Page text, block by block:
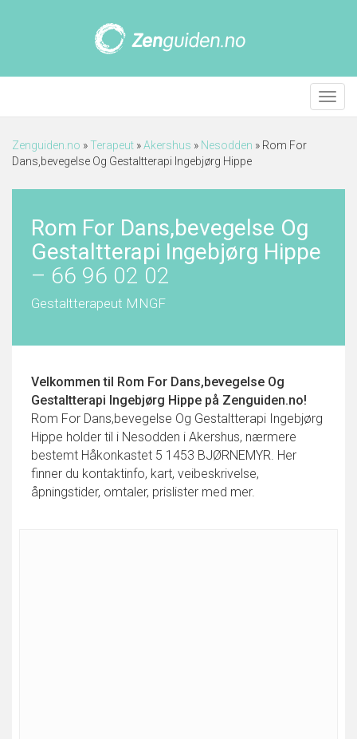
Meny
Zenguiden.no »Terapeut »Akershus » Nesodden » Rom For
Dans,bevegelse Og Gestaltterapi Ingebjørg Hippe
Rom For Dans,bevegelse Og
Gestaltterapi Ingebjørg Hippe
– 66 96 02 02
Gestaltterapeut MNGF
Velkommen til Rom For Dans,bevegelse Og
Gestaltterapi Ingebjørg Hippe på Zenguiden.no!
Rom For Dans,bevegelse Og Gestaltterapi Ingebjørg
Hippe holder til i Nesodden i Akershus, nærmere
bestemt Håkonkastet 5 1453 BJØRNEMYR. Her
finner du kontaktinfo, kart, veibeskrivelse,
åpningstider, omtaler, prislister med mer.